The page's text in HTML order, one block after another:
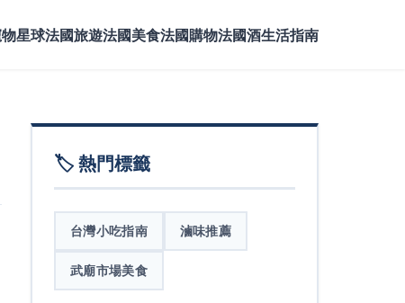
星球法國旅遊法國美食法國購物法國酒生活指南
🏷️ 熱門標籤
台灣小吃指南 滷味推薦
武廟市場美食